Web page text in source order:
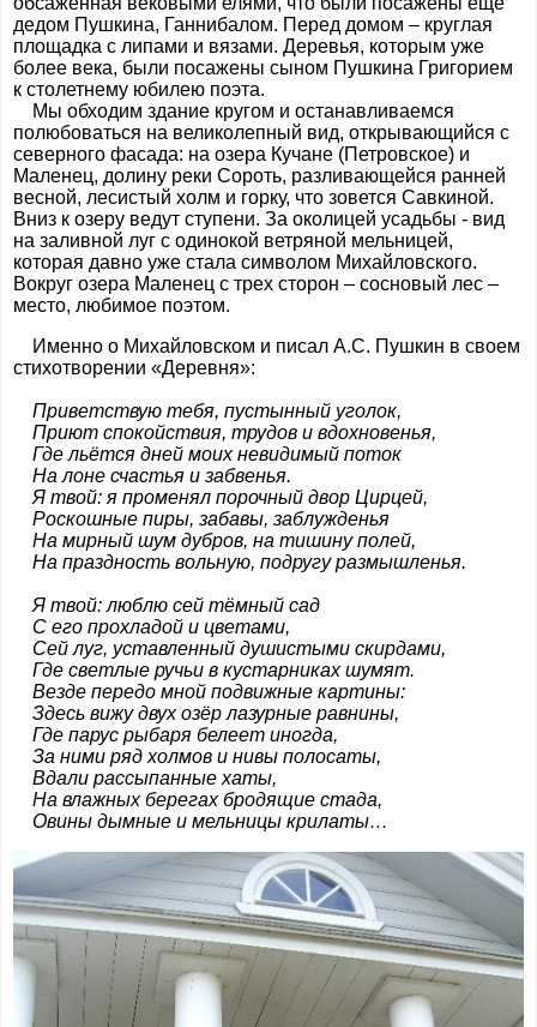
дедом Пушкина, Ганнибалом. Перед домом – круглая
площадка с липами и вязами. Деревья, которым уже
более века, были посажены сыном Пушкина Григорием
к столетнему юбилею поэта.
Мы обходим здание кругом и останавливаемся
полюбоваться на великолепный вид, открывающийся с
северного фасада: на озера Кучане (Петровское) и
Маленец, долину реки Сороть, разливающейся ранней
весной, лесистый холм и горку, что зовется Савкиной.
Вниз к озеру ведут ступени. За околицей усадьбы - вид
на заливной луг с одинокой ветряной мельницей,
которая давно уже стала символом Михайловского.
Вокруг озера Маленец с трех сторон – сосновый лес –
место, любимое поэтом.
Именно о Михайловском и писал А.С. Пушкин в своем
стихотворении «Деревня»:
Приветствую тебя, пустынный уголок,
Приют спокойствия, трудов и вдохновенья,
Где льётся дней моих невидимый поток
На лоне счастья и забвенья.
Я твой: я променял порочный двор Цирцей,
Роскошные пиры, забавы, заблужденья
На мирный шум дубров, на тишину полей,
На праздность вольную, подругу размышленья.
Я твой: люблю сей тёмный сад
С его прохладой и цветами,
Сей луг, уставленный душистыми скирдами,
Где светлые ручьи в кустарниках шумят.
Везде передо мной подвижные картины:
Здесь вижу двух озёр лазурные равнины,
Где парус рыбаря белеет иногда,
За ними ряд холмов и нивы полосаты,
Вдали рассыпанные хаты,
На влажных берегах бродящие стада,
Овины дымные и мельницы крилаты…